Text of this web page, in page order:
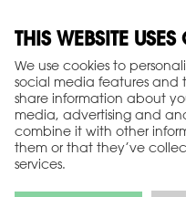
THIS WEBSITE
We use cookies to
social media features and
share information about
media, advertising and
combine it with other
them or that they’ve
services.